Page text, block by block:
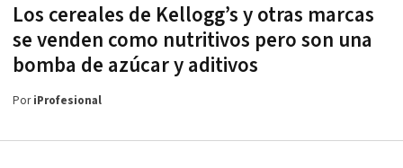
Los cereales de Kellogg’s y otras marcas
se venden como nutritivos pero son una
bomba de azúcar y aditivos
PoriProfesional